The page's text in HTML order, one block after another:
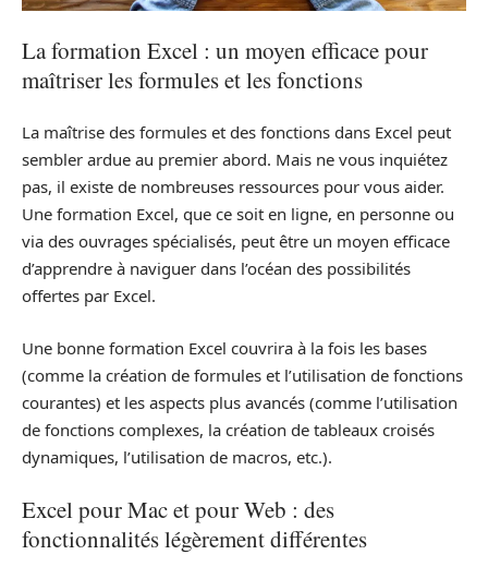
La formation Excel : un moyen efficace pour
maîtriser les formules et les fonctions
La maîtrise des formules et des fonctions dans Excel peut
sembler ardue au premier abord. Mais ne vous inquiétez
pas, il existe de nombreuses ressources pour vous aider.
Une formation Excel, que ce soit en ligne, en personne ou
via des ouvrages spécialisés, peut être un moyen efficace
d’apprendre à naviguer dans l’océan des possibilités
offertes par Excel.
Une bonne formation Excel couvrira à la fois les bases
(comme la création de formules et l’utilisation de fonctions
courantes) et les aspects plus avancés (comme l’utilisation
de fonctions complexes, la création de tableaux croisés
dynamiques, l’utilisation de macros, etc.).
Excel pour Mac et pour Web : des
fonctionnalités légèrement différentes